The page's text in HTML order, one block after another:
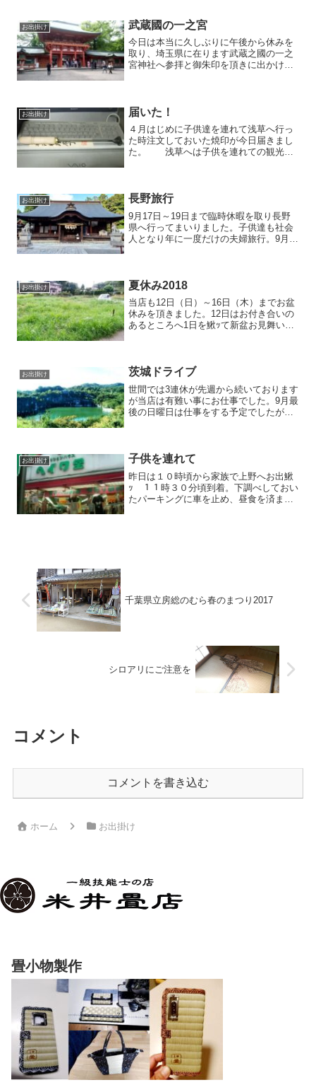
お出掛け 武蔵國の一之宮
今日は本当に久しぶりに午後から休みを
取り、埼玉県に在ります武蔵之國の一之
宮神社へ参拝と御朱印を頂きに出かけま
時半でした。流石に日...
お出掛け 届いた！
４月はじめに子供達を連れて浅草へ行っ
た時注文しておいた焼印が今日届きまし
た。 浅草へは子供を連れての観光と
スチケットを注文しておい...
お出掛け 長野旅行
9月17日～19日まで臨時休暇を取り長野
県へ行ってまいりました。子供達も社会
人となり年に一度だけの夫婦旅行。9月
行ってみたかった...
お出掛け 夏休み2018
当店も12日（日）～16日（木）までお盆
休みを頂きました。12日はお付き合いの
あるところへ1日を鰍ｯて新盆お見舞いで
にならないので...
お出掛け 茨城ドライブ
世間では3連休が先週から続いております
が当店は有難い事にお仕事でした。9月最
後の日曜日は仕事をする予定でしたが思
市までは有料道路を使...
お出掛け 子供を連れて
昨日は１０時頃から家族で上野へお出鰍
ｯ １１時３０分頃到着。下調べしておい
たパーキングに車を止め、昼食を済ませ
千葉県立房総のむら春のまつり2017
シロアリにご注意を
コメント
コメントを書き込む
ホーム お出掛け
畳小物製作